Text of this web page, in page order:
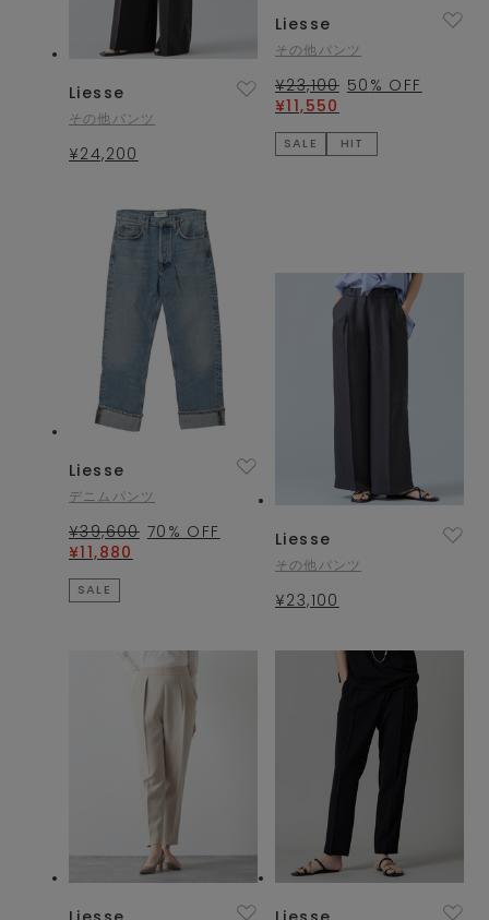
Liesse
その他パンツ
¥24,200
Liesse
その他パンツ
¥23,100 50 % OFF
¥11,550
SALE HIT
Liesse
デニムパンツ
¥39,600 70 % OFF
¥11,880
SALE
Liesse
その他パンツ
¥23,100